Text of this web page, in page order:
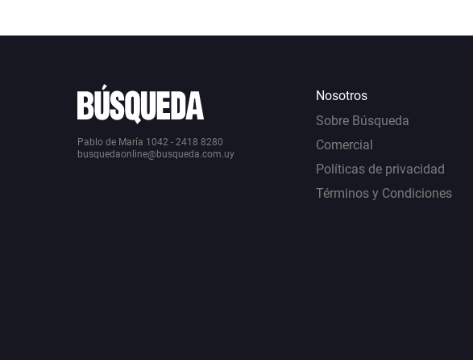
Pablo de María 1042 - 2418 8280
busquedaonline@busqueda.com.uy
Nosotros
Sobre Búsqueda
Comercial
Políticas de privacidad
Términos y Condiciones